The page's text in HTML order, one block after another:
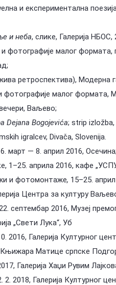
и експериментална
и неба, слике, Галерија
и фотографије малог формата,
ретроспектива), Модерна
фотографије малог формата,
Ваљево;
Dejana Bogojevića; strip izložba,
igralcev, Divača, Slovenija.
март — 8. април 2016, Осечина;
1–25. априла 2016, кафе
и фотомонтаже, 15–25.
Центра за културу
септембар 2016, Музеј
„Свети Лука“, Уб
2016, Галерија Културног
Књижара Матице српске
Галерија Хаџи Рувим
2. 2018, Галерија Културног